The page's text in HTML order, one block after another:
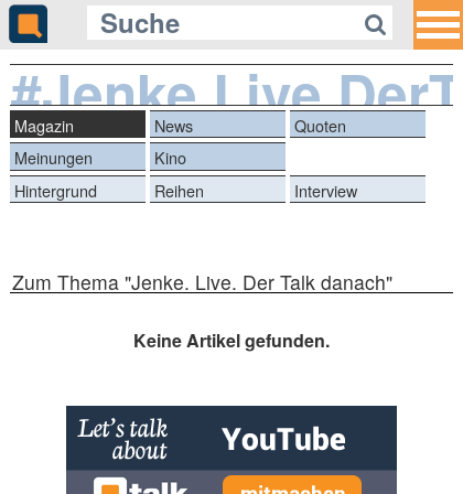
Magazin News
Quoten
Meinungen
Kino
Hintergrund
Reihen Interview
Zum Thema "Jenke. Live. Der Talk danach"
Keine Artikel gefunden.